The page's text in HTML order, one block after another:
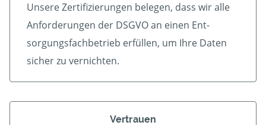
Unsere Zertifizierungen belegen, dass wir alle
An­forder­ungen der DSGVO an einen Ent­
sorgungs­fach­betrieb er­füllen, um Ihre Daten
sicher zu vernichten.
Vertrauen